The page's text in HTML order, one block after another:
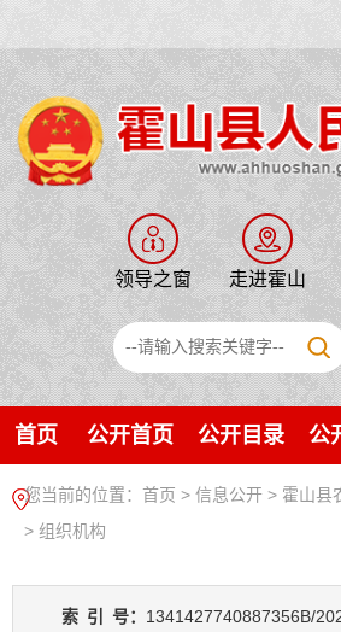
领导之窗 走进霍山
首页 公开首页 公开目录 公
您当前的位置： 首页 > 信息公开 > 霍山县
> 组织机构
索 引 号： 1341427740887356B/